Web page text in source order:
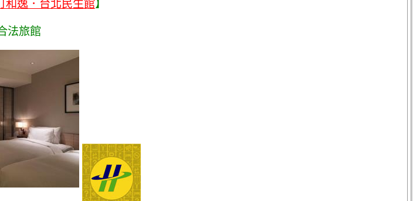
和逸．台北民生館】
法旅館